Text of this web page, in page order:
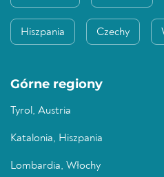
Hiszpania Czechy
Górne regiony
Tyrol, Austria
Katalonia, Hiszpania
Lombardia, Włochy